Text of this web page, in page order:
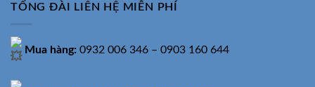
TỔNG ĐÀI LIÊN HỆ MIỄN PHÍ
Mua hàng: 0932 006 346 – 0903 160 644